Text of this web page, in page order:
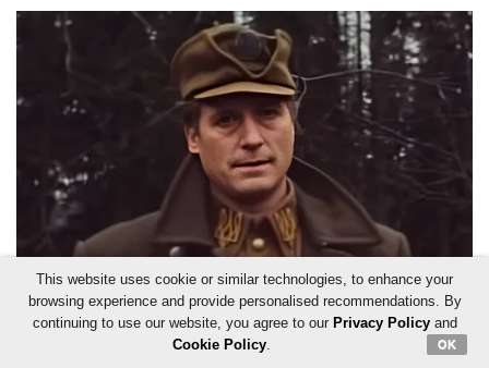
This website uses cookie or similar technologies, to enhance your
browsing experience and provide personalised recommendations. By
continuing to use our website, you agree to our Privacy Policyand
Cookie Policy. OK